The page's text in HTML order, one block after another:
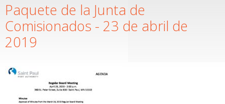
Paquete de la Junta de
Comisionados - 23 de abril de
2019